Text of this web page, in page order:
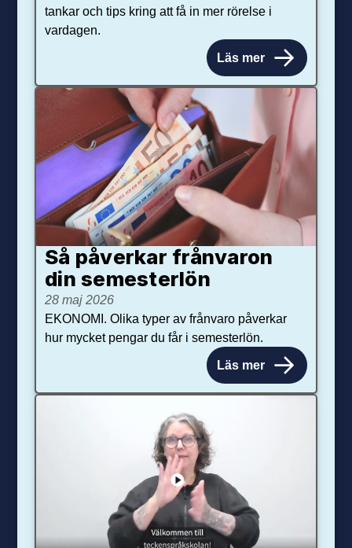
tankar och tips kring att få in mer rörelse i
vardagen.
Läs mer
Så påverkar från­varon
din semester­lön
28 maj 2026
EKONOMI. Olika typer av frånvaro påverkar
hur mycket pengar du får i semesterlön.
Läs mer